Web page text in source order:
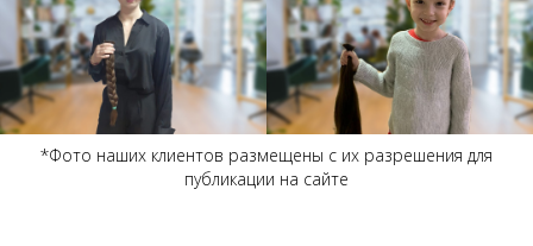
*Фото наших клиентов размещены с их разрешения для
публикации на сайте